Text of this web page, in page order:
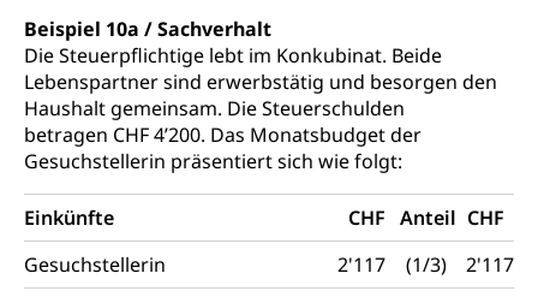
Beispiel 10a / Sachverhalt
Die Steuerpflichtige lebt im Konkubinat. Beide
Lebenspartner sind erwerbstätig und besorgen den
Haushalt gemeinsam. Die Steuerschulden
betragen CHF 4’200. Das Monatsbudget der
Gesuchstellerin präsentiert sich wie folgt:
Einkünfte CHF Anteil CHF
Gesuchstellerin
2'117 (1/3)
2'117